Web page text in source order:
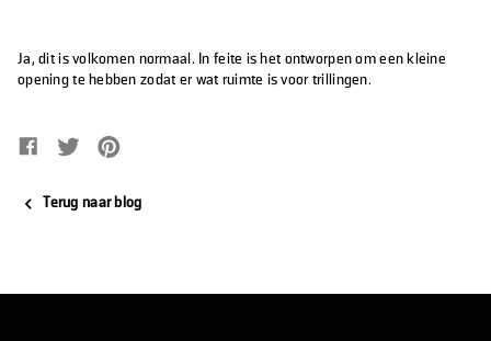
Waarom Soocas
Ondersteuning
Ja, dit is volkomen normaal. In feite is het ontworpen om een kleine
opening te hebben zodat er wat ruimte is voor trillingen.
Deel op Facebook
Opent in een nieuw venster.
Tweet op Twitter
Opent in een nieuw venster.
Pin op Pinterest
Opent in een nieuw venster.
Terug naar blog